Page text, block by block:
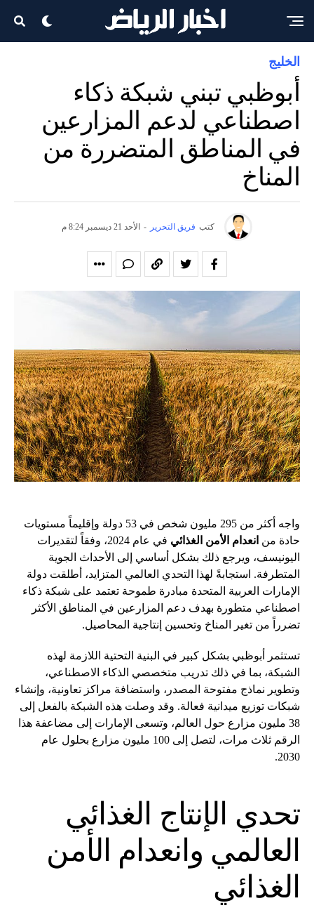
الخليج
أبوظبي تبني شبكة ذكاء
اصطناعي لدعم المزارعين
في المناطق المتضررة من
المناخ
كتب فريق التحرير - الأحد 21 ديسمبر 8:24 م
واجه أكثر من 295 مليون شخص في 53 دولة وإقليماً مستويات
حادة من انعدام الأمن الغذائي
في عام 2024، وفقاً لتقديرات
اليونيسف، ويرجع ذلك بشكل أساسي إلى الأحداث الجوية
المتطرفة. استجابةً لهذا التحدي العالمي المتزايد، أطلقت دولة
الإمارات العربية المتحدة مبادرة طموحة تعتمد على شبكة ذكاء
اصطناعي متطورة بهدف دعم المزارعين في المناطق الأكثر
تضرراً من تغير المناخ وتحسين إنتاجية المحاصيل.
تستثمر أبوظبي بشكل كبير في البنية التحتية اللازمة لهذه
الشبكة، بما في ذلك تدريب متخصصي الذكاء الاصطناعي،
وتطوير نماذج مفتوحة المصدر، واستضافة مراكز تعاونية، وإنشاء
شبكات توزيع ميدانية فعالة. وقد وصلت هذه الشبكة بالفعل إلى
38 مليون مزارع حول العالم، وتسعى الإمارات إلى مضاعفة هذا
الرقم ثلاث مرات، لتصل إلى 100 مليون مزارع بحلول عام
2030.
تحدي الإنتاج الغذائي
العالمي وانعدام الأمن
الغذائي